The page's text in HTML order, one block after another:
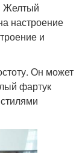
Желтый
настроение
и
Он может
фартук